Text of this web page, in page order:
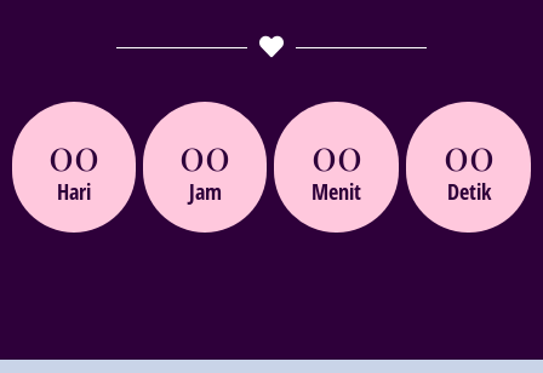
00
Hari
00
Jam
00
Menit
00
Detik